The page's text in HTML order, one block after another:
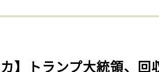
カ】トランプ大統領、回